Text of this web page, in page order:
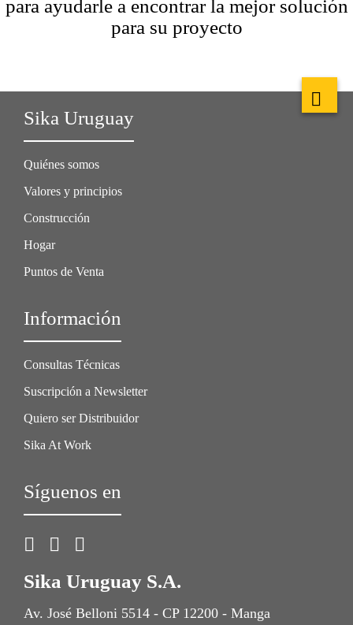
para ayudarle a encontrar la mejor solución
para su proyecto
Sika Uruguay
Quiénes somos
Valores y principios
Construcción
Hogar
Puntos de Venta
Información
Consultas Técnicas
Suscripción a Newsletter
Quiero ser Distribuidor
Sika At Work
Síguenos en
Sika Uruguay S.A.
Av. José Belloni 5514 - CP 12200 - Manga